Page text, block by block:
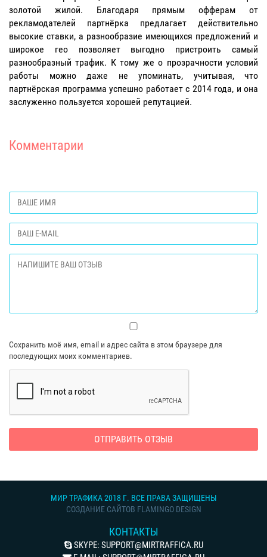
золотой жилой. Благодаря прямым офферам от
рекламодателей партнёрка предлагает действительно
высокие ставки, а разнообразие имеющихся предложений и
широкое гео позволяет выгодно пристроить самый
разнообразный трафик. К тому же о прозрачности условий
работы можно даже не упоминать, учитывая, что
партнёрская программа успешно работает с 2014 года, и она
заслуженно пользуется хорошей репутацией.
Комментарии
Сохранить моё имя, email и адрес сайта в этом браузере для
последующих моих комментариев.
МИР ТРАФИКА 2018 Г. ВСЕ ПРАВА ЗАЩИЩЕНЫ
СОЗДАНИЕ САЙТОВ FLAMINGO DESIGN
КОНТАКТЫ
SKYPE: SUPPORT@MIRTRAFFICA.RU